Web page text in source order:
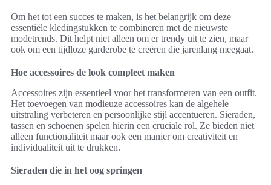
Om het tot een succes te maken, is het belangrijk om deze
essentiële kledingstukken te combineren met de nieuwste
modetrends. Dit helpt niet alleen om er trendy uit te zien, maar
ook om een tijdloze garderobe te creëren die jarenlang meegaat.
Hoe accessoires de look compleet maken
Accessoires zijn essentieel voor het transformeren van een outfit.
Het toevoegen van modieuze accessoires kan de algehele
uitstraling verbeteren en persoonlijke stijl accentueren. Sieraden,
tassen en schoenen spelen hierin een cruciale rol. Ze bieden niet
alleen functionaliteit maar ook een manier om creativiteit en
individualiteit uit te drukken.
Sieraden die in het oog springen